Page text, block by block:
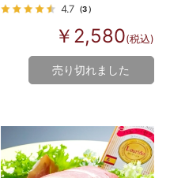
4.7 （3）
￥2,580(税込)
売り切れました